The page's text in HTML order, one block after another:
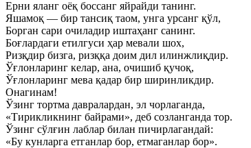
Ерни яланг оёқ боссанг яйрайди танинг.
Яшамоқ — бир тансиқ таом, унга урсанг қўл,
Борган сари очиладир иштаҳанг санинг.
Боғлардаги етилгуси ҳар мевали шох,
Ризқдир бизга, ризққа доим дил илинжлиқдир.
Ўғлонларинг келар, ана, очишиб қучоқ,
Ўғлонларинг мева қадар бир ширинликдир.
Онагинам!
Ўзинг тортма давралардан, эл чорлаганда,
«Тирикликнинг байрами», деб созланганда тор.
Ўзинг сўлғин лаблар билан пичирлагандай:
«Бу кунларга етганлар бор, етмаганлар бор».